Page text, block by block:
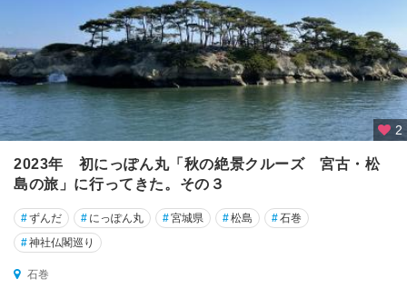
2
2023年 初にっぽん丸「秋の絶景クルーズ 宮古・松
島の旅」に行ってきた。その３
#ずんだ # にっぽん丸 #宮城県 #松島 #石巻
#神社仏閣巡り
石巻